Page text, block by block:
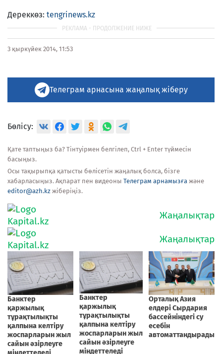
Дереккөз: tengrinews.kz
3 қыркүйек 2014, 11:53
Телеграм арнасына жаңалық жіберу
Бөлісу:
Қате таптыңыз ба? Тінтуірмен белгілеп, Ctrl + Enter түймесін
басыңыз.
Осы тақырыпқа қатысты бөлісетін жаңалық болса, бізге
хабарласыңыз. Ақпарат пен видеоны Телеграм арнамызға және
editor@azh.kz жіберіңіз.